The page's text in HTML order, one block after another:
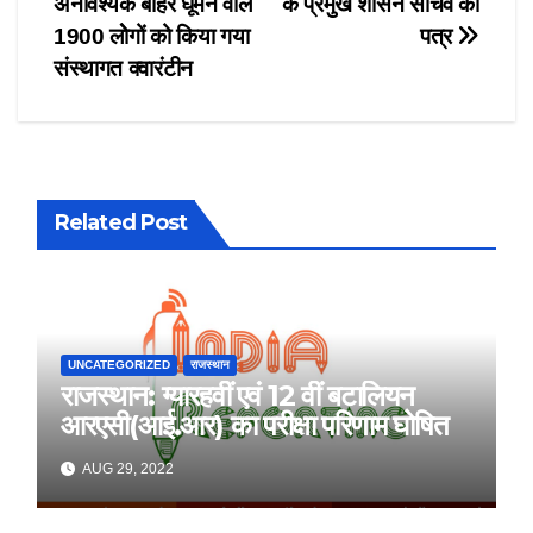
पत्र
1900 लोेगों को किया गया
संस्थागत क्वारंटीन
Related Post
UNCATEGORIZED राजस्थान
राजस्थान: ग्यारहवीं एवं 12 वीं बटालियन
आरएसी(आई.आर) का परीक्षा परिणाम घोषित
AUG 29, 2022